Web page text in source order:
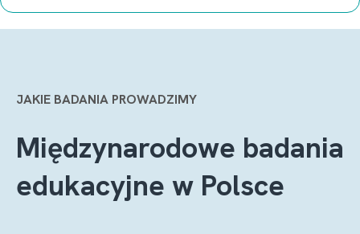
JAKIE BADANIA PROWADZIMY
Międzynarodowe badania
edukacyjne w Polsce